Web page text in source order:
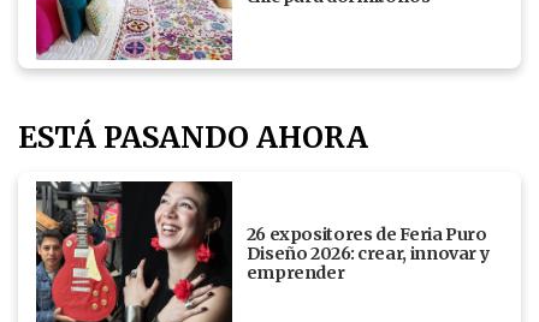
ESTÁ PASANDO AHORA
26 expositores de Feria Puro
Diseño 2026: crear, innovar y
emprender